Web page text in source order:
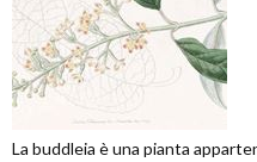
La buddleia è una pianta